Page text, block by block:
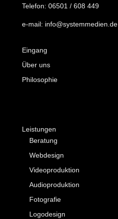
Telefon: 06501 / 608 449
e-mail: info@systemmedien.de
Eingang
Über uns
Philosophie
Leistungen
Beratung
Webdesign
Videoproduktion
Audioproduktion
Fotografie
Logodesign